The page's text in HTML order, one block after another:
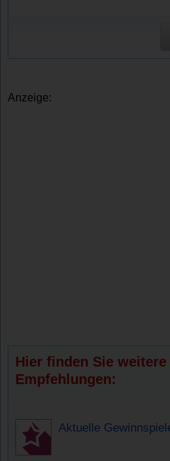
Anzeige:
Hier finden Sie
Empfehlungen:
Aktuelle